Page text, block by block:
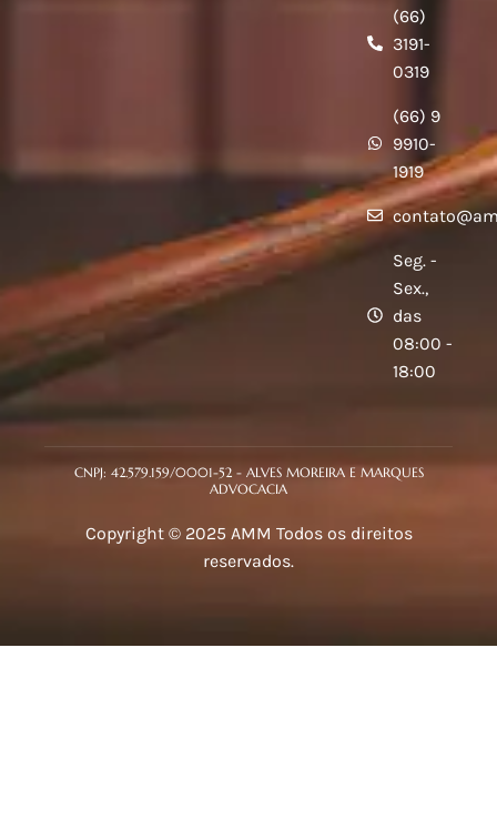
(66)
3191-
0319
(66) 9
9910-
1919
Seg. -
Sex.,
das
08:00 -
18:00
CNPJ: 42.579.159/0001-52 - ALVES MOREIRA E MARQUES
ADVOCACIA
Copyright © 2025 AMM Todos os direitos
reservados.